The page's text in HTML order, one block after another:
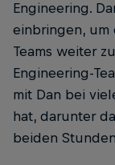
Engineering.
einbringen, um
Teams weiter
Engineering-
mit Dan bei
hat, darunter
beiden